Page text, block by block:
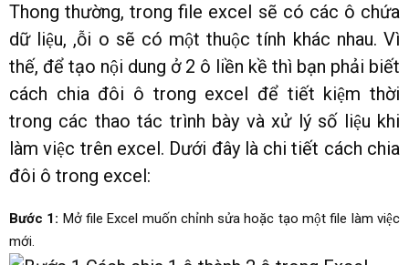
Thong thường, trong file excel sẽ có các ô chứa
dữ liệu, ,ỗi o sẽ có một thuộc tính khác nhau. Vì
thế, để tạo nội dung ở 2 ô liền kề thì bạn phải biết
cách chia đôi ô trong excel để tiết kiệm thời
trong các thao tác trình bày và xử lý số liệu khi
làm việc trên excel. Dưới đây là chi tiết cách chia
đôi ô trong excel:
Bước 1: Mở file Excel muốn chỉnh sửa hoặc tạo một file làm việc
mới.